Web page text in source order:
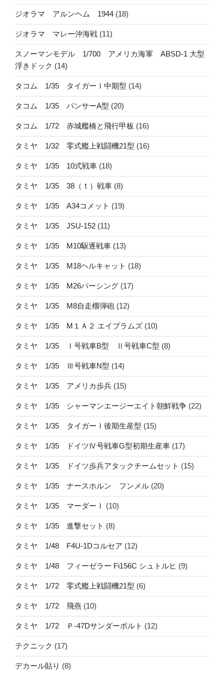
ジオラマ アルンヘム 1944 (18)
ジオラマ マレー沖海戦 (11)
スノーマンモデル 1/700 アメリカ海軍 ABSD-1 大型
浮きドック (14)
タコム 1/35 タイガーⅠ中期型 (14)
タコム 1/35 パンサーA型 (20)
タコム 1/72 赤城艦橋と飛行甲板 (16)
タミヤ 1/32 零式艦上戦闘機21型 (16)
タミヤ 1/35 10式戦車 (18)
タミヤ 1/35 38（ｔ）戦車 (8)
タミヤ 1/35 A34コメット (19)
タミヤ 1/35 JSU-152 (11)
タミヤ 1/35 M10駆逐戦車 (13)
タミヤ 1/35 M18ヘルキャット (18)
タミヤ 1/35 M26パーシング (17)
タミヤ 1/35 M8自走榴弾砲 (12)
タミヤ 1/35 M１Ａ２ エイブラムズ (10)
タミヤ 1/35 Ⅰ号戦車B型 Ⅱ号戦車C型 (8)
タミヤ 1/35 Ⅲ号戦車N型 (14)
タミヤ 1/35 アメリカ歩兵 (15)
タミヤ 1/35 シャーマンエージーエイト朝鮮戦争 (22)
タミヤ 1/35 タイガーⅠ後期生産型 (15)
タミヤ 1/35 ドイツⅣ号戦車G型初期生産車 (17)
タミヤ 1/35 ドイツ歩兵アタックチームセット (15)
タミヤ 1/35 ナースホルン フンメル (20)
タミヤ 1/35 マーダーⅠ (10)
タミヤ 1/35 進撃セット (8)
タミヤ 1/48 F4U-1Dコルセア (12)
タミヤ 1/48 フィーゼラー Fi156C シュトルヒ (9)
タミヤ 1/72 零式艦上戦闘機21型 (6)
タミヤ 1/72 飛燕 (10)
タミヤ 1/72 Ｐ-47Dサンダーボルト (12)
テクニック (17)
デカール貼り (8)